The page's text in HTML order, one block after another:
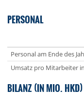
PERSONAL
Personal am Ende des
Umsatz pro Mitarbeiter
BILANZ (IN MIO.